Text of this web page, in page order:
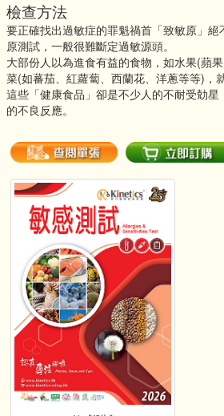
檢查方法
要正確找出過敏症的罪魁禍首「致敏原」
原測試，一般很難斷定過敏源頭。
大部份人以為進食有益的食物，如水果(蘋
菜(如蕃茄、紅蘿蔔、西蘭花、洋蔥等等)，
這些「健康食品」卻是不少人的不耐受勀
的不良反應。